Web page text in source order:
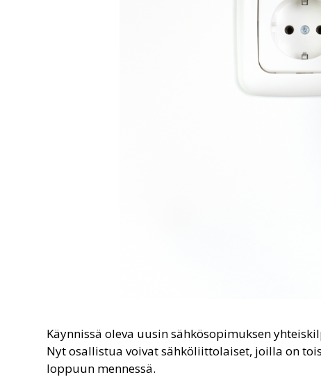
Käynnissä oleva uusin sähkösopimuksen
Nyt osallistua voivat sähköliittolaiset, joilla on
loppuun mennessä.